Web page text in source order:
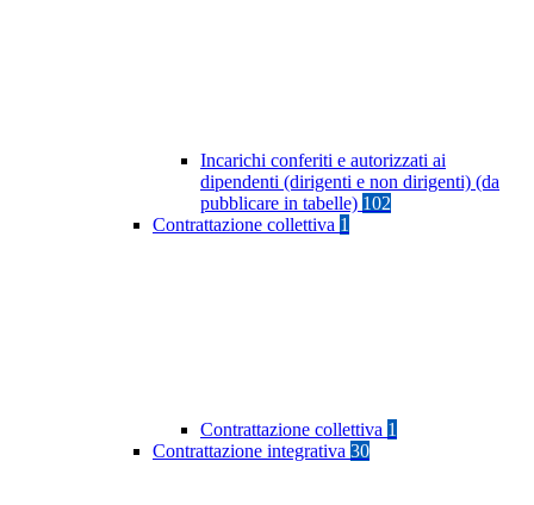
Incarichi conferiti e autorizzati ai
dipendenti (dirigenti e non dirigenti) (da
pubblicare in tabelle) 102
Contrattazione collettiva 1
Contrattazione collettiva 1
Contrattazione integrativa 30